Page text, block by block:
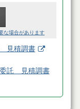
な場合があります
見積調書
託 見積調書